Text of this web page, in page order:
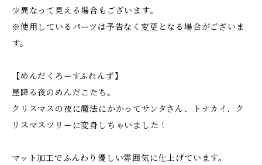
少異なって見える場合もございます。
※使用しているパーツは予告なく変更となる場合がございま
す。
【めんだくろーすふれんず】
星降る夜のめんだこたち。
クリスマスの夜に魔法にかかってサンタさん、トナカイ、ク
リスマスツリーに変身しちゃいました！
マット加工でふんわり優しい雰囲気に仕上げています。